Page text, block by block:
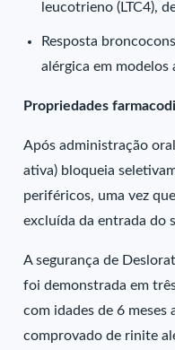
leucotrieno (LTC4),
Resposta
alérgica em modelos
Propriedades
Após administração
ativa) bloqueia
periféricos, uma vez
excluída da entrada do
A segurança de
foi demonstrada em
com idades de 6
comprovado de rinite